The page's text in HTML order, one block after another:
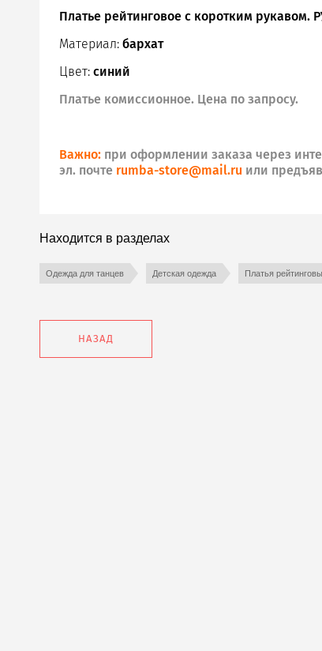
Платье рейтинговое с коротким рукавом.
Материал: бархат
Цвет: синий
Платье комиссионное. Цена по запросу.
Важно: при оформлении заказа через
эл. почте rumba-store@mail.ru или
Находится в разделах
Одежда для танцев Детская одежда Платья
НАЗАД